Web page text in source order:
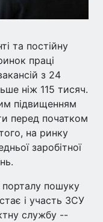
та постійну
праці
з 24
ніж 115 тисяч.
підвищенням
перед початком
на ринку
заробітної
пошуку
і участь ЗСУ
службу --